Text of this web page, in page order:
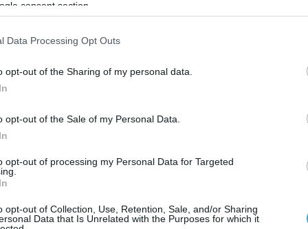
consent section.
Data Processing Opt Outs
opt-out of the Sharing of my personal data.
opt-out of the Sale of my Personal Data.
opt-out of processing my Personal Data for Targeted
opt-out of Collection, Use, Retention, Sale, and/or Sharing
Data that Is Unrelated with the Purposes for which it
3% και 2%. Την ίδια ώρα, η
ανερχόμενους προορισμούς του εξωτερικού, με
και η Κωνσταντινούπολη, η οποία
στην έκτη θέση, κινείται επίσης ανοδικά,
παραμένει μέσα στους δέκα
τη μεγαλύτερη πτώση, με τις
σε σχέση με πέρυσι.
News